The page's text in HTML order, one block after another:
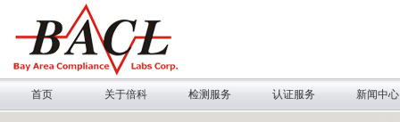
首页 关于倍科 检测服务 认证服务 新闻中心